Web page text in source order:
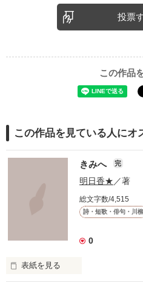
投票
この作品
この作品を見ている人にオ
きみへ 完
明日香★ ／著
総文字数/4,515
詩・短歌・俳句・川柳
0
表紙を見る